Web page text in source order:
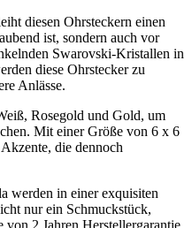
diesen Ohrsteckern einen
ist, sondern auch vor
Swarovski-Kristallen in
diese Ohrstecker zu
Anlässe.
Rosegold und Gold, um
Mit einer Größe von 6 x 6
die dennoch
werden in einer exquisiten
nur ein Schmuckstück,
2 Jahren Herstellergarantie